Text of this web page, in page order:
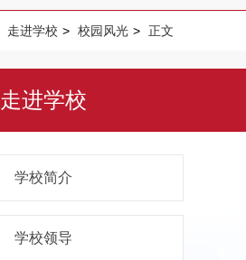
走进学校 > 校园风光 > 正文
走进学校
学校简介
学校领导